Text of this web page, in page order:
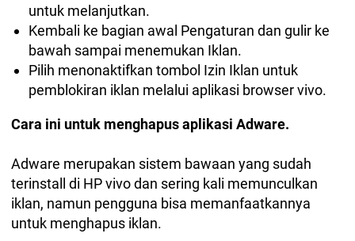
untuk melanjutkan.
Kembali ke bagian awal Pengaturan dan gulir ke
bawah sampai menemukan Iklan.
Pilih menonaktifkan tombol Izin Iklan untuk
pemblokiran iklan melalui aplikasi browser vivo.
Cara ini untuk menghapus aplikasi Adware.
Adware merupakan sistem bawaan yang sudah
terinstall di HP vivo dan sering kali memunculkan
iklan, namun pengguna bisa memanfaatkannya
untuk menghapus iklan.